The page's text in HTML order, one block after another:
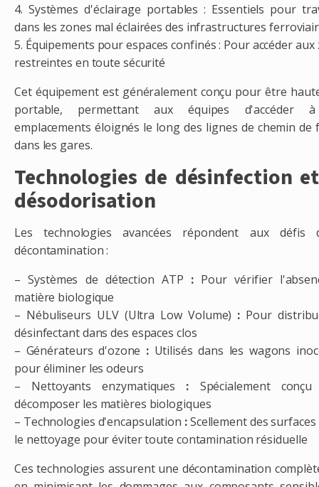
4. Systèmes d'éclairage portables : Essentiels pour
dans les zones mal éclairées des infrastructures
5. Équipements pour espaces confinés : Pour accéder aux
restreintes en toute sécurité
Cet équipement est généralement conçu pour être
portable, permettant aux équipes d'accéder
emplacements éloignés le long des lignes de chemin de
dans les gares.
Technologies de désinfection
désodorisation
Les technologies avancées répondent aux défis
décontamination :
– Systèmes de détection ATP : Pour vérifier
matière biologique
– Nébuliseurs ULV (Ultra Low Volume) : Pour
désinfectant dans des espaces clos
– Générateurs d'ozone :Utilisés dans les wagons
pour éliminer les odeurs
– Nettoyants enzymatiques : Spécialement
décomposer les matières biologiques
– Technologies d'encapsulation :Scellement des
le nettoyage pour éviter toute contamination résiduelle
Ces technologies assurent une décontamination